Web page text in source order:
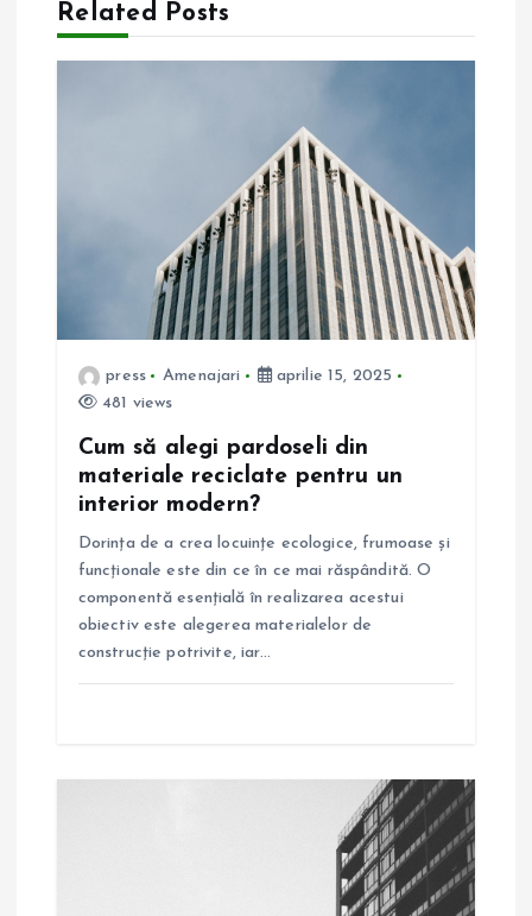
rRelated Posts
press Amenajari
aprilie 15, 2025
481 views
Cum să alegi pardoseli din
materiale reciclate pentru un
interior modern?
Dorința de a crea locuințe ecologice, frumoase și
funcționale este din ce în ce mai răspândită. O
componentă esențială în realizarea acestui
obiectiv este alegerea materialelor de
construcție potrivite, iar…